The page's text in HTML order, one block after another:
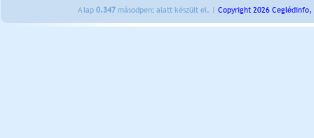
A lap 0.347 másodperc alatt készült el. | Copyright 2026